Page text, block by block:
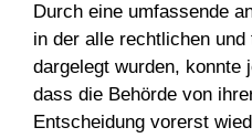
Durch eine umfassende
in der alle rechtlichen
dargelegt wurden, konnte
dass die Behörde von
Entscheidung vorerst